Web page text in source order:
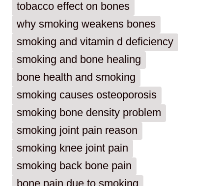
tobacco effect on bones
why smoking weakens bones
smoking and vitamin d deficiency
smoking and bone healing
bone health and smoking
smoking causes osteoporosis
smoking bone density problem
smoking joint pain reason
smoking knee joint pain
smoking back bone pain